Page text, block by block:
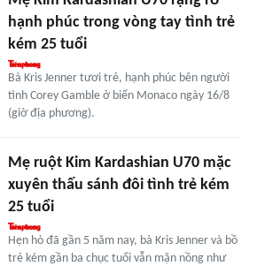
hạnh phúc trong vòng tay tình trẻ
kém 25 tuổi
Bà Kris Jenner tươi trẻ, hạnh phúc bên người
tình Corey Gamble ở biển Monaco ngày 16/8
(giờ địa phương).
Mẹ ruột Kim Kardashian U70 mặc
xuyên thấu sánh đôi tình trẻ kém
25 tuổi
Hẹn hò đã gần 5 năm nay, bà Kris Jenner và bồ
trẻ kém gần ba chục tuổi vẫn mặn nồng như